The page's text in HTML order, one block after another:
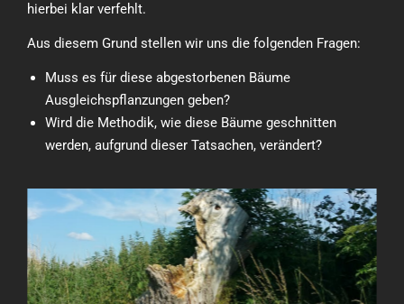
hierbei klar verfehlt.
Aus diesem Grund stellen wir uns die folgenden Fragen:
Muss es für diese abgestorbenen Bäume
Ausgleichspflanzungen geben?
Wird die Methodik, wie diese Bäume geschnitten
werden, aufgrund dieser Tatsachen, verändert?